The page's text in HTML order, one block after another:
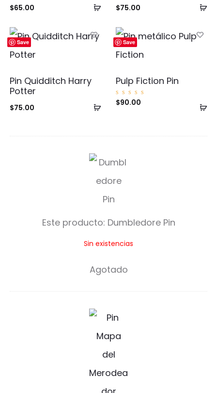
Añadir
carrito
$65.00 $75.00
Save
Añadir
carrito
Pin Quidditch Harry
Potter
$75.00
Save
Pulp Fiction Pin
Valorad
o con
$90.00
D
u
m
e
d
e
P
i
n
Este producto: Dumbledore Pin
Sin existencias
Agotado
M
a
p
a
d